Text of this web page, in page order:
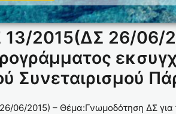
2015(ΔΣ 26/06/
Συνεταιρισμού
06/2015) – Θέμα:Γνωμοδότηση ΔΣ